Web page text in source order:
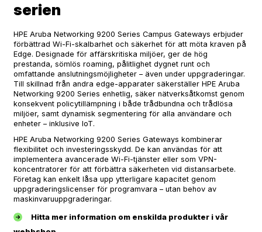
serien
HPE Aruba Networking 9200 Series Campus Gateways erbjuder
förbättrad Wi-Fi-skalbarhet och säkerhet för att möta kraven på
Edge. Designade för affärskritiska miljöer, ger de hög
prestanda, sömlös roaming, pålitlighet dygnet runt och
omfattande anslutningsmöjligheter – även under uppgraderingar.
Till skillnad från andra edge-apparater säkerställer HPE Aruba
Networking 9200 Series enhetlig, säker nätverksåtkomst genom
konsekvent policytillämpning i både trådbundna och trådlösa
miljöer, samt dynamisk segmentering för alla användare och
enheter – inklusive IoT.
HPE Aruba Networking 9200 Series Gateways kombinerar
flexibilitet och investeringsskydd. De kan användas för att
implementera avancerade Wi-Fi-tjänster eller som VPN-
koncentratorer för att förbättra säkerheten vid distansarbete.
Företag kan enkelt låsa upp ytterligare kapacitet genom
uppgraderingslicenser för programvara – utan behov av
maskinvaruuppgraderingar.
Hitta mer information om enskilda produkter i vår